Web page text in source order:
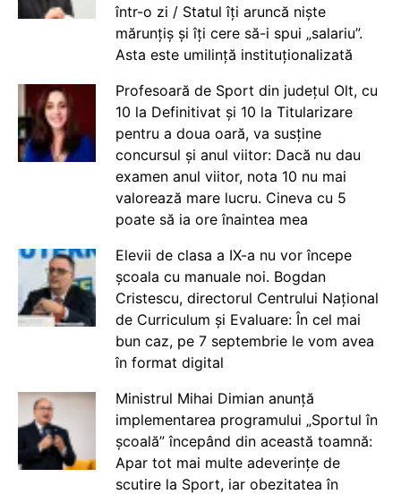
într-o zi / Statul îți aruncă niște
mărunțiș și îți cere să-i spui „salariu”.
Asta este umilință instituționalizată
Profesoară de Sport din județul Olt, cu
10 la Definitivat și 10 la Titularizare
pentru a doua oară, va susține
concursul și anul viitor: Dacă nu dau
examen anul viitor, nota 10 nu mai
valorează mare lucru. Cineva cu 5
poate să ia ore înaintea mea
Elevii de clasa a IX-a nu vor începe
școala cu manuale noi. Bogdan
Cristescu, directorul Centrului Național
de Curriculum și Evaluare: În cel mai
bun caz, pe 7 septembrie le vom avea
în format digital
Ministrul Mihai Dimian anunță
implementarea programului „Sportul în
școală” începând din această toamnă:
Apar tot mai multe adeverințe de
scutire la Sport, iar obezitatea în